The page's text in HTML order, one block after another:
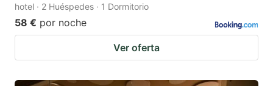
hotel · 2 Huéspedes · 1 Dormitorio
58 € por noche
Ver oferta